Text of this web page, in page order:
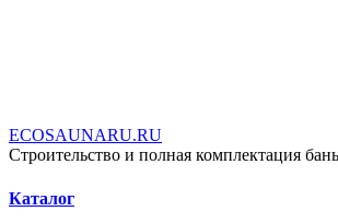
ECOSAUNARU.RU
Строительство и полная комплектация
Каталог